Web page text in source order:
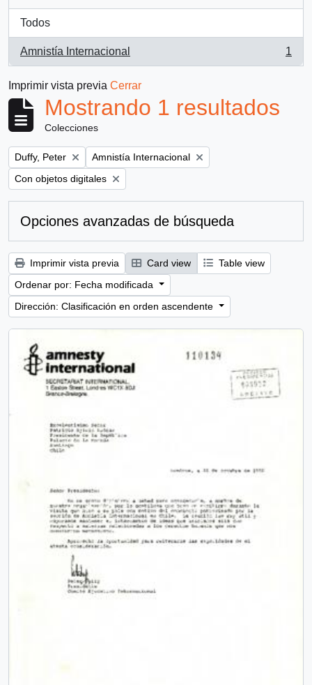
Todos
Amnistía Internacional
, 1 resultados
1
Imprimir vista previa Cerrar
Mostrando 1 resultados
Colecciones
Remove filter:
Duffy, Peter Remove filter:
Amnistía Internacional
Remove filter:
Con objetos digitales
Opciones avanzadas de búsqueda
Imprimir vista previa Card view
Table view
Ordenar por: Fecha modificada
Dirección: Clasificación en orden ascendente